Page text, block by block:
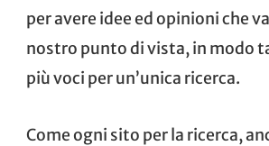
per avere idee ed opinioni che
nostro punto di vista, in modo
più voci per un’unica ricerca.
Come ogni sito per la ricerca,